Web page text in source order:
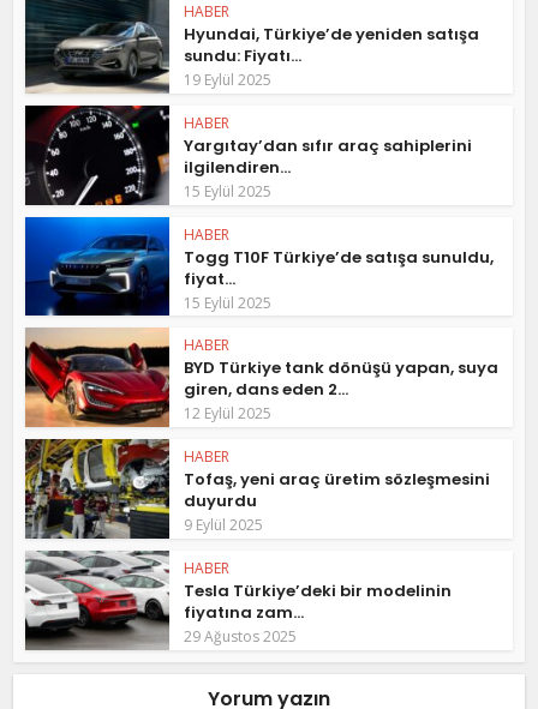
HABER
Hyundai, Türkiye’de yeniden satışa
sundu: Fiyatı...
19 Eylül 2025
HABER
Yargıtay’dan sıfır araç sahiplerini
ilgilendiren...
15 Eylül 2025
HABER
Togg T10F Türkiye’de satışa sunuldu,
fiyat...
15 Eylül 2025
HABER
BYD Türkiye tank dönüşü yapan, suya
giren, dans eden 2...
12 Eylül 2025
HABER
Tofaş, yeni araç üretim sözleşmesini
duyurdu
9 Eylül 2025
HABER
Tesla Türkiye’deki bir modelinin
fiyatına zam...
29 Ağustos 2025
Yorum yazın